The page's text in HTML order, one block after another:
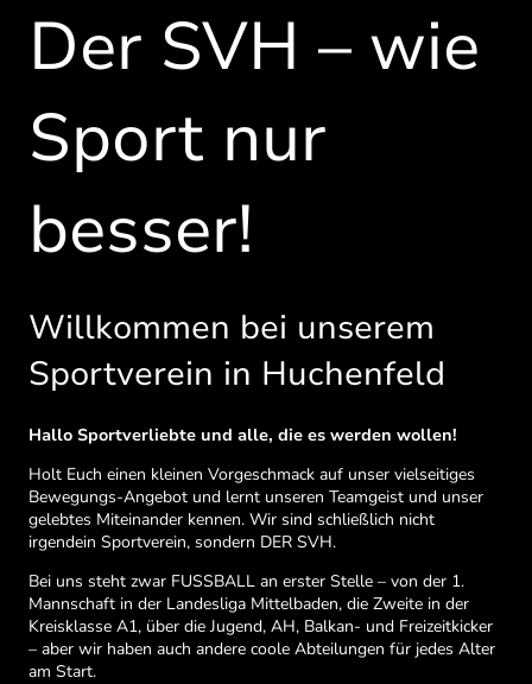
Der SVH – wie
Sport nur
besser!
Willkommen bei unserem
Sportverein in Huchenfeld
Hallo Sportverliebte und alle, die es werden wollen!
Holt Euch einen kleinen Vorgeschmack auf unser vielseitiges
Bewegungs-Angebot und lernt unseren Teamgeist und unser
gelebtes Miteinander kennen. Wir sind schließlich nicht
irgendein Sportverein, sondern DER SVH.
Bei uns steht zwar FUSSBALL an erster Stelle – von der 1.
Mannschaft in der Landesliga Mittelbaden, die Zweite in der
Kreisklasse A1, über die Jugend, AH, Balkan- und Freizeitkicker
– aber wir haben auch andere coole Abteilungen für jedes Alter
am Start.